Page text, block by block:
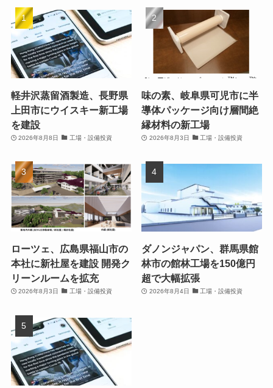
軽井沢蒸留酒製造、長野県
上田市にウイスキー新工場
を建設
2026年8月8日 工場・設備投資
味の素、岐阜県可児市に半
導体パッケージ向け層間絶
縁材料の新工場
2026年8月3日 工場・設備投資
ローツェ、広島県福山市の
本社に新社屋を建設 開発ク
リーンルームを拡充
2026年8月3日 工場・設備投資
ダノンジャパン、群馬県館
林市の館林工場を150億円
超で大幅拡張
2026年8月4日 工場・設備投資